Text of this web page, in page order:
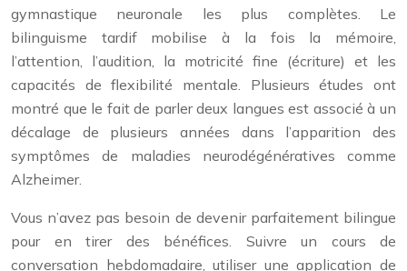
gymnastique neuronale les plus complètes. Le
bilinguisme tardif mobilise à la fois la mémoire,
l’attention, l’audition, la motricité fine (écriture) et les
capacités de flexibilité mentale. Plusieurs études ont
montré que le fait de parler deux langues est associé à un
décalage de plusieurs années dans l’apparition des
symptômes de maladies neurodégénératives comme
Alzheimer.
Vous n’avez pas besoin de devenir parfaitement bilingue
pour en tirer des bénéfices. Suivre un cours de
conversation hebdomadaire, utiliser une application de